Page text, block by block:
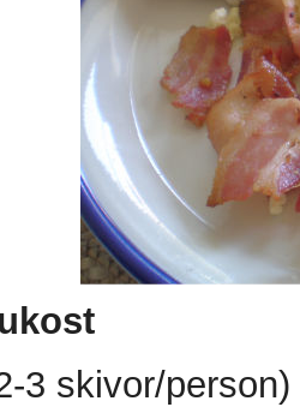
3 skivor/person)